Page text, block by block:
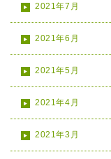
2021年7月
2021年6月
2021年5月
2021年4月
2021年3月